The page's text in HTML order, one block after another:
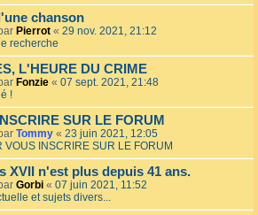
chanson
Pierrot « 29 nov. 2021, 21:12
recherche
L'HEURE DU CRIME
Fonzie « 07 sept. 2021, 21:48
!
SUR LE FORUM
Tommy « 23 juin 2021, 12:05
VOUS INSCRIRE SUR LE FORUM
XVII n'est plus depuis 41 ans.
Gorbi « 07 juin 2021, 11:52
et sujets divers...